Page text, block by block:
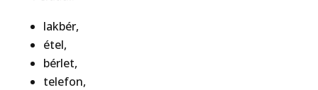
lakbér,
étel,
bérlet,
telefon,